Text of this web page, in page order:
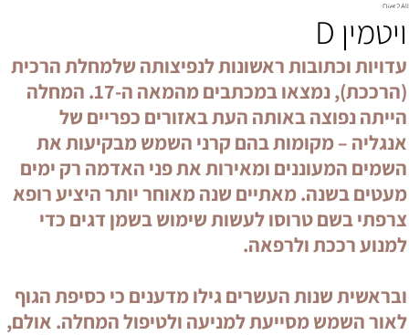
Diet2All:
שמאחורי
המושלם.
ויטמין D
עדויות וכתובות ראשונות לנפיצותה שלמחלת הרכית
(הרככת), נמצאו במכתבים מהמאה ה-17. המחלה
הייתה נפוצה באותה העת באזורים כפריים של
אנגליה – מקומות בהם קרני השמש מבקיעות את
השמים המעוננים ומאירות את פני האדמה רק ימים
מעטים בשנה. מאתיים שנה מאוחר יותר היציע רופא
צרפתי בשם טרוסו לעשות שימוש בשמן דגים כדי
למנוע רככת ולרפאה.
ובראשית שנות העשרים גילו מדענים כי כסיפת הגוף
לאור השמש מסייעת למניעה ולטיפול המחלה. אולם,